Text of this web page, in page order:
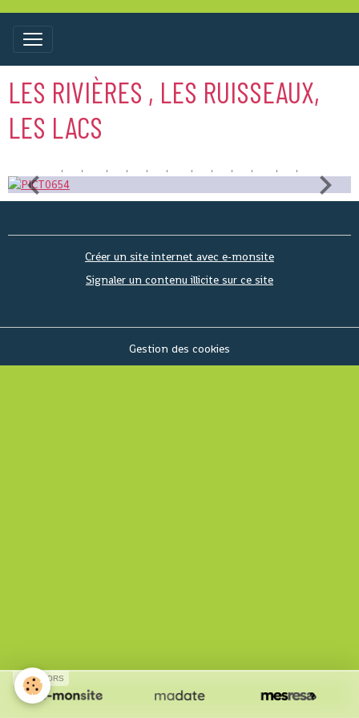
LES RIVIÈRES , LES RUISSEAUX,
LES LACS
Créer un site internet avec e-monsite
Signaler un contenu illicite sur ce site
Gestion des cookies
SPONSORS